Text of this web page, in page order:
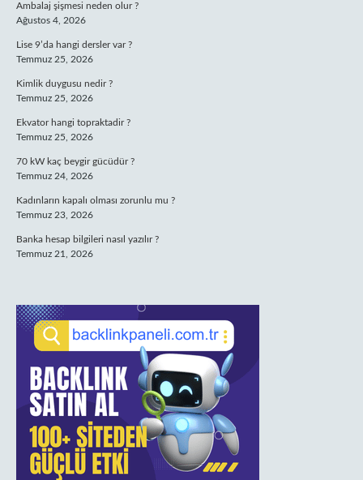
Ambalaj şişmesi neden olur ?
Ağustos 4, 2026
Lise 9’da hangi dersler var ?
Temmuz 25, 2026
Kimlik duygusu nedir ?
Temmuz 25, 2026
Ekvator hangi topraktadir ?
Temmuz 25, 2026
70 kW kaç beygir gücüdür ?
Temmuz 24, 2026
Kadınların kapalı olması zorunlu mu ?
Temmuz 23, 2026
Banka hesap bilgileri nasıl yazılır ?
Temmuz 21, 2026